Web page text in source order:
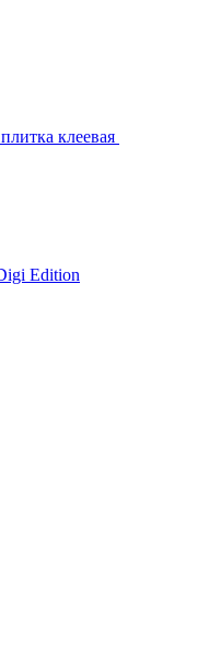
клеевая
Edition